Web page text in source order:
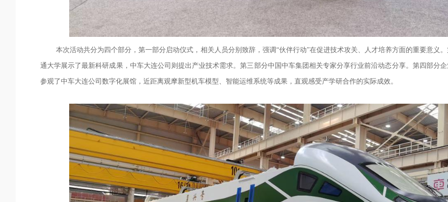
本次活动共分为四个部分，第一部分启动仪式，相关人员分别致辞，强调“伙伴行动”在促进技术攻关、人才培养方面的重要意义。
通大学展示了最新科研成果，中车大连公司则提出产业技术需求。第三部分中国中车集团相关专家分享行业前沿动态分享。 第四部分
参观了中车大连公司数字化展馆，近距离观摩新型机车模型、智能运维系统等成果，直观感受产学研合作的实际成效。